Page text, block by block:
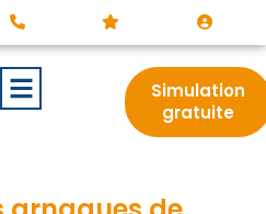
Simulation
gratuite